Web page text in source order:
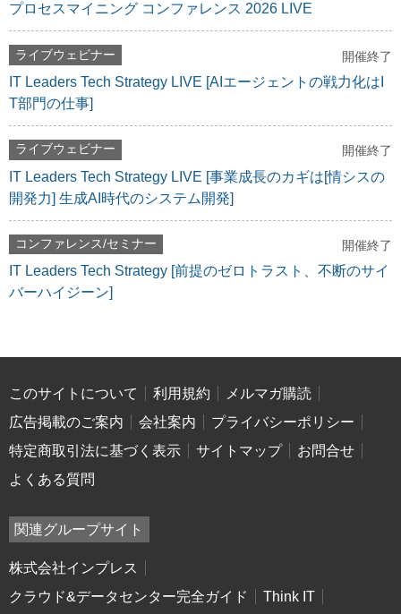
プロセスマイニング コンファレンス 2026 LIVE
ライブウェビナー 開催終了
IT Leaders Tech Strategy LIVE [AIエージェントの戦力化はI
T部門の仕事]
ライブウェビナー 開催終了
IT Leaders Tech Strategy LIVE [事業成長のカギは[情シスの
開発力] 生成AI時代のシステム開発]
コンファレンス/セミナー 開催終了
IT Leaders Tech Strategy [前提のゼロトラスト、不断のサイ
バーハイジーン]
このサイトについて 利用規約
メルマガ購読
広告掲載のご案内
会社案内
プライバシーポリシー
特定商取引法に基づく表示
サイトマップ
お問合せ
よくある質問
関連グループサイト
株式会社インプレス
クラウド&データセンター完全ガイド
Think IT